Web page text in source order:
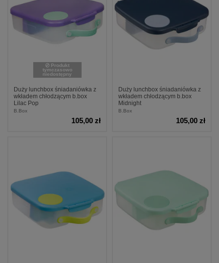
Produkt
tymczasowo
niedostępny
Duży lunchbox śniadaniówka z
wkładem chłodzącym b.box
Lilac Pop
B.Box
105,00 zł
Duży lunchbox śniadaniówka z
wkładem chłodzącym b.box
Midnight
B.Box
105,00 zł